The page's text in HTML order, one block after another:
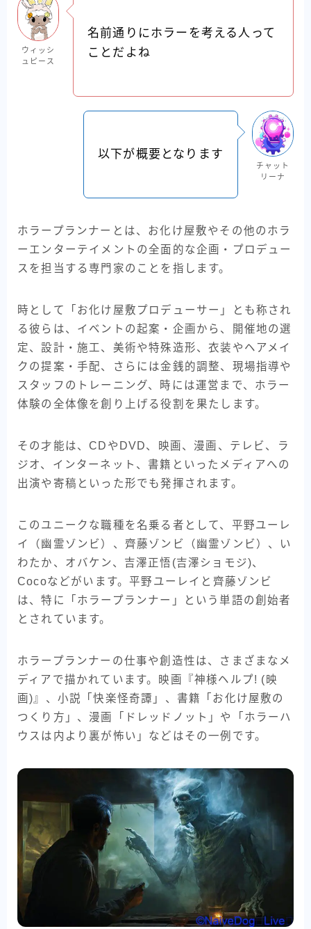
ウィッシ
ュピース
名前通りにホラーを考える人って
ことだよね
以下が概要となります
チャット
リーナ
ホラープランナーとは、お化け屋敷やその他のホラ
ーエンターテイメントの全面的な企画・プロデュー
スを担当する専門家のことを指します。
時として「お化け屋敷プロデューサー」とも称され
る彼らは、イベントの起案・企画から、開催地の選
定、設計・施工、美術や特殊造形、衣装やヘアメイ
クの提案・手配、さらには金銭的調整、現場指導や
スタッフのトレーニング、時には運営まで、ホラー
体験の全体像を創り上げる役割を果たします。
その才能は、CDやDVD、映画、漫画、テレビ、ラ
ジオ、インターネット、書籍といったメディアへの
出演や寄稿といった形でも発揮されます。
このユニークな職種を名乗る者として、平野ユーレ
イ（幽霊ゾンビ）、齊藤ゾンビ（幽霊ゾンビ）、い
わたか、オバケン、吉澤正悟(吉澤ショモジ)、
Cocoなどがいます。平野ユーレイと齊藤ゾンビ
は、特に「ホラープランナー」という単語の創始者
とされています。
ホラープランナーの仕事や創造性は、さまざまなメ
ディアで描かれています。映画『神様ヘルプ! (映
画)』、小説「快楽怪奇譚」、書籍「お化け屋敷の
つくり方」、漫画「ドレッドノット」や「ホラーハ
ウスは内より裏が怖い」などはその一例です。